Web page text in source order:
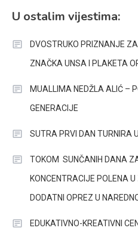
U ostalim vijestima:
DVOSTRUKO PRIZNANJE
ZNAČKA UNSA I PLAKETA
MUALLIMA NEDŽLA ALIĆ –
GENERACIJE
SUTRA PRVI DAN TURNIRA
TOKOM SUNČANIH DANA
KONCENTRACIJE POLENA
DODATNI OPREZ U
EDUKATIVNO-KREATIVNI